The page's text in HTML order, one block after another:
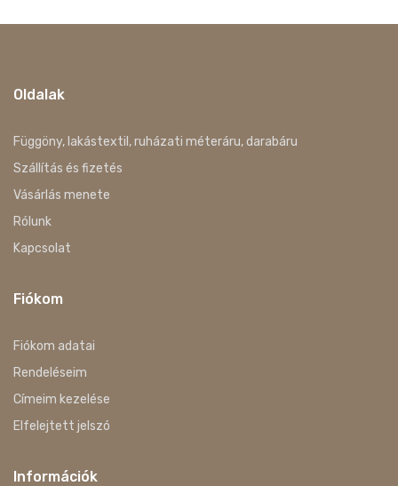
Oldalak
Függöny, lakástextil, ruházati méteráru, darabáru
Szállítás és fizetés
Vásárlás menete
Rólunk
Kapcsolat
Fiókom
Fiókom adatai
Rendeléseim
Címeim kezelése
Elfelejtett jelszó
Információk